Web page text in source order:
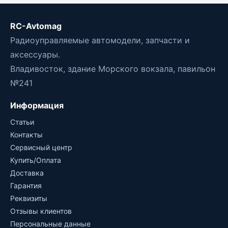
RC-Avtomag
Радиоуправляемые автомодели, запчасти и
аксессуары.
Владивосток, здание Морского вокзала, павильон
№241
Информация
Статьи
Контакты
Сервисный центр
Купить/Оплата
Доставка
Гарантия
Реквизиты
Отзывы клиентов
Персональные данные